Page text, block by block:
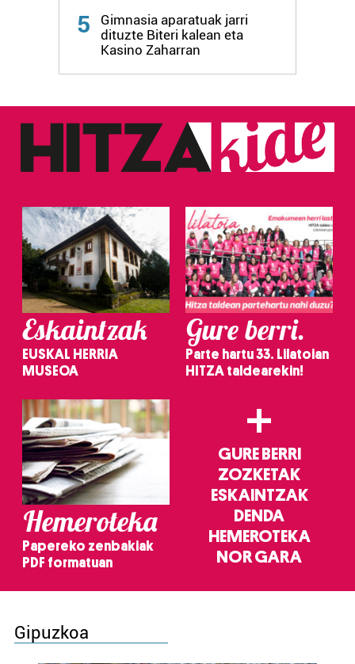
5
Gimnasia aparatuak jarri
dituzte Biteri kalean eta
Kasino Zaharran
Eskaintzak
EUSKAL HERRIA
MUSEOA
Gure berri.
Parte hartu 33. Lilatoian
HITZA taldearekin!
Hemeroteka
Papereko zenbakiak
PDF formatuan
+
GURE BERRI
ZOZKETAK
ESKAINTZAK
DENDA
HEMEROTEKA
NOR GARA
Gipuzkoa